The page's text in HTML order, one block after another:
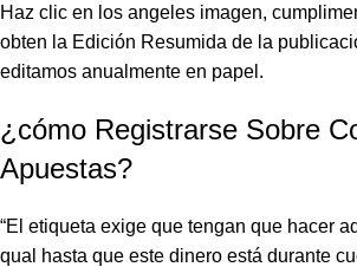
Haz clic en los angeles imagen,
obten la Edición Resumida de la
editamos anualmente en papel.
¿cómo Registrarse Sobre
Apuestas?
“El etiqueta exige que tengan que hacer
qual hasta que este dinero está durante